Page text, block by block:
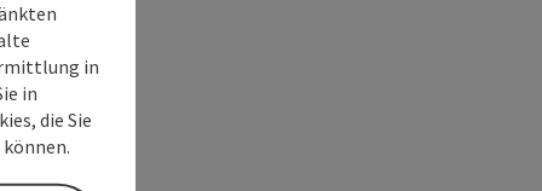
in
in
die Sie